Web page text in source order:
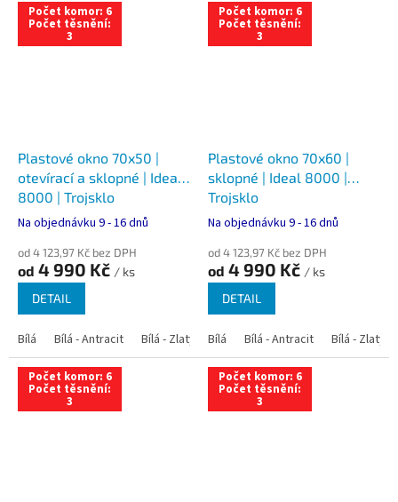
Počet komor: 6
Počet těsnění:
3
Plastové okno 70x50 |
otevírací a sklopné | Ideal
8000 | Trojsklo
Na objednávku 9 - 16 dnů
od 4 123,97 Kč bez DPH
od 4 990 Kč / ks
DETAIL
Bílá Bílá - Antracit Bílá - Zlatý dub Bílá - Tmavý dub Bílá -
Počet komor: 6
Počet těsnění:
3
Plastové okno 70x60 |
sklopné | Ideal 8000 |
Trojsklo
Na objednávku 9 - 16 dnů
od 4 123,97 Kč bez DPH
od 4 990 Kč / ks
DETAIL
Bílá Bílá - Antracit Bílá - Zlatý
Počet komor: 6
Počet těsnění:
3
Počet komor: 6
Počet těsnění:
3